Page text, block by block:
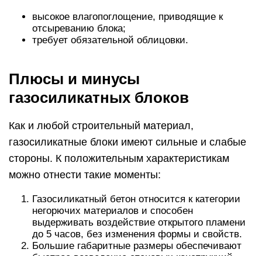
высокое влагопоглощение, приводящие к
отсыреванию блока;
требует обязательной облицовки.
Плюсы и минусы
газосиликатных блоков
Как и любой строительный материал,
газосиликатные блоки имеют сильные и слабые
стороны. К положительным характеристикам
можно отнести такие моменты:
Газосиликатный бетон относится к категории
негорючих материалов и способен
выдерживать воздействие открытого пламени
до 5 часов, без изменения формы и свойств.
Большие габаритные размеры обеспечивают